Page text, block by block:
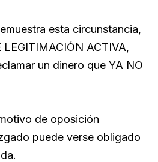
esta circunstancia,
ACTIVA,
un dinero que YA NO
de oposición
puede verse obligado